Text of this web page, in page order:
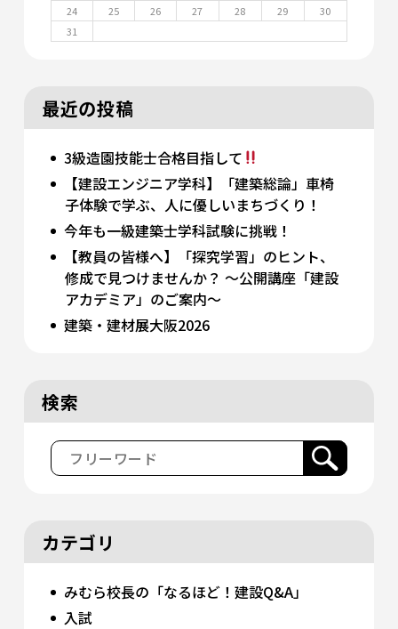
24
25 26 27 28 29
30
31
最近の投稿
3級造園技能士合格目指して
【建設エンジニア学科】「建築総論」車椅
子体験で学ぶ、人に優しいまちづくり！
今年も一級建築士学科試験に挑戦！
【教員の皆様へ】「探究学習」のヒント、
修成で見つけませんか？ 〜公開講座「建設
アカデミア」のご案内〜
建築・建材展大阪2026
検索
カテゴリ
みむら校長の「なるほど！建設Q&A」
入試